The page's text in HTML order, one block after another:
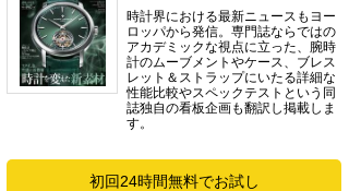
時計界における最新ニュースもヨー
ロッパから発信。専門誌ならではの
アカデミックな視点に立った、腕時
計のムーブメントやケース、ブレス
レット＆ストラップにいたる詳細な
性能比較やスペックテストという同
誌独自の看板企画も翻訳し掲載しま
す。
初回24時間無料でお試し